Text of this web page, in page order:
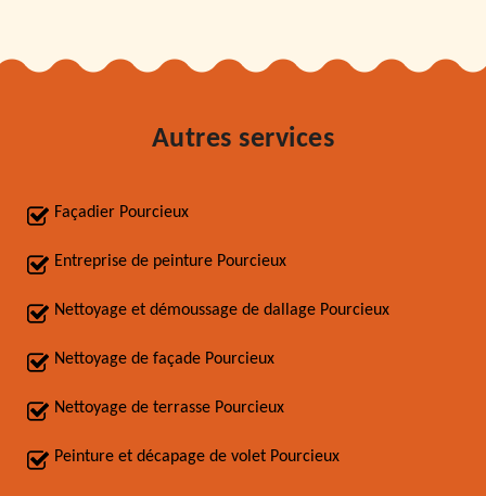
Autres services
Façadier Pourcieux
Entreprise de peinture Pourcieux
Nettoyage et démoussage de dallage Pourcieux
Nettoyage de façade Pourcieux
Nettoyage de terrasse Pourcieux
Peinture et décapage de volet Pourcieux